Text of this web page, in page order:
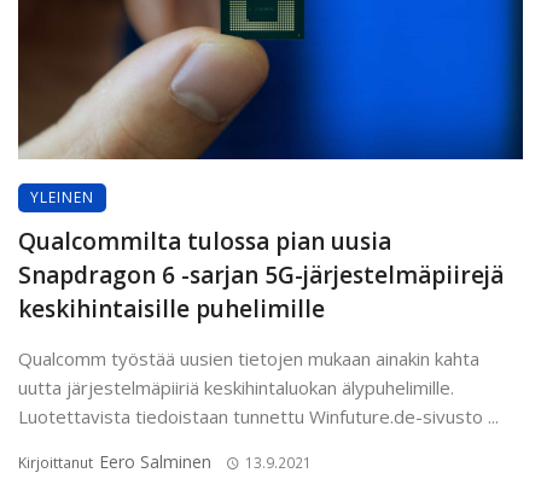
YLEINEN
Qualcommilta tulossa pian uusia
Snapdragon 6 -sarjan 5G-järjestelmäpiirejä
keskihintaisille puhelimille
Qualcomm työstää uusien tietojen mukaan ainakin kahta
uutta järjestelmäpiiriä keskihintaluokan älypuhelimille.
Luotettavista tiedoistaan tunnettu Winfuture.de-sivusto ...
Kirjoittanut Eero Salminen 13.9.2021